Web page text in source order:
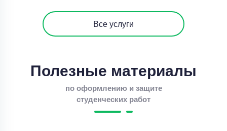
Все услуги
Полезные материалы
по оформлению и защите
студенческих работ